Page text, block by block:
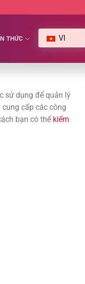
THỨC VI
sử dụng để quản lý
cấp các công
bạn có thể kiếm